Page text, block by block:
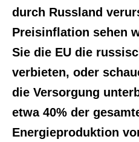
durch Russland
Preisinflation sehen
Sie die EU die
verbieten, oder
die Versorgung
etwa 40% der
Energieproduktion